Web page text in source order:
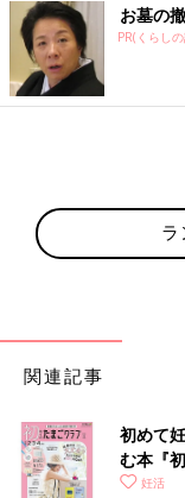
お墓の
PR(くらし
関連記事
初めて
む本『
妊活